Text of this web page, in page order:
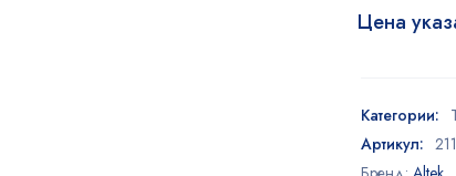
Цена
Категории:
Артикул: